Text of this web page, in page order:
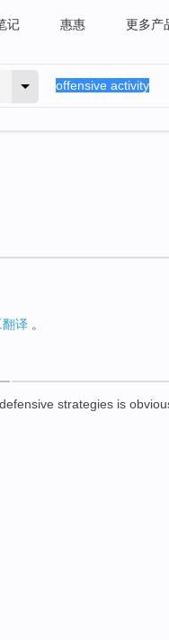
记 惠惠 更多产
翻译 。
strategies is